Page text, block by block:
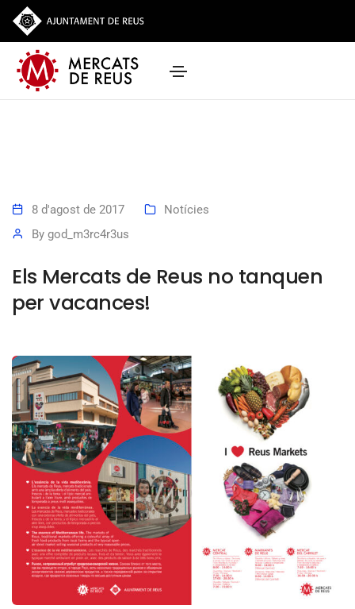
8 d'agost de 2017
Notícies
By god_m3rc4r3us
Els Mercats de Reus no tanquen
per vacances!